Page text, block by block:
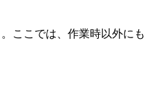
ここでは、作業時以外にも